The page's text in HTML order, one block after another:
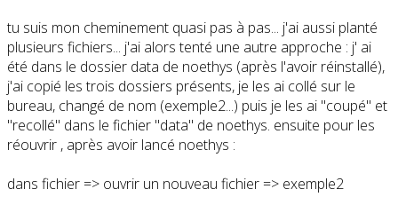
tu suis mon cheminement quasi pas à pas... j'ai aussi planté
plusieurs fichiers... j'ai alors tenté une autre approche : j' ai
été dans le dossier data de noethys (après l'avoir réinstallé),
j'ai copié les trois dossiers présents, je les ai collé sur le
bureau, changé de nom (exemple2...) puis je les ai "coupé" et
"recollé" dans le fichier "data" de noethys. ensuite pour les
réouvrir , après avoir lancé noethys :
dans fichier => ouvrir un nouveau fichier => exemple2